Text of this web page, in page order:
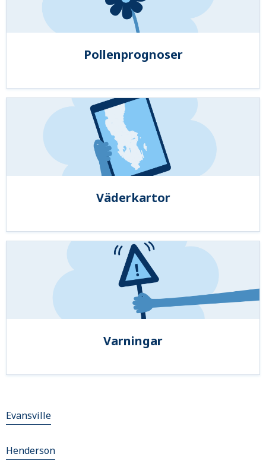
Pollenprognoser
Väderkartor
Varningar
Evansville
Henderson